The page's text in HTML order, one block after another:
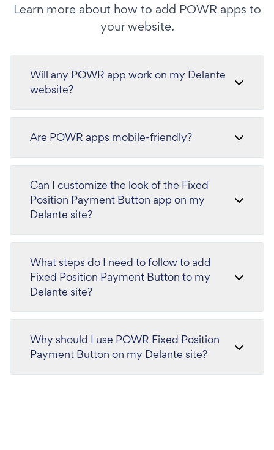
Learn more about how to add POWR apps to
your website.
Will any POWR app work on my Delante
website?
Are POWR apps mobile-friendly?
Can I customize the look of the Fixed
Position Payment Button app on my
Delante site?
What steps do I need to follow to add
Fixed Position Payment Button to my
Delante site?
Why should I use POWR Fixed Position
Payment Button on my Delante site?